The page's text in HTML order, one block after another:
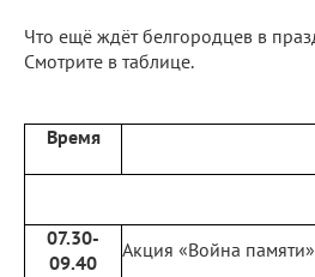
Что ещё ждёт белгородцев в
Смотрите в таблице.
Время
07.30-
09.40
Акция «Война памяти»